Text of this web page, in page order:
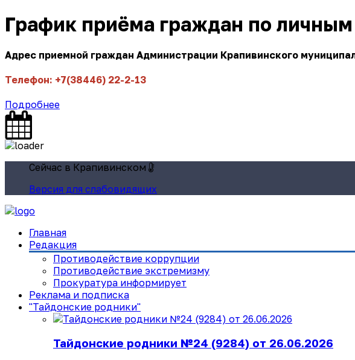
График приёма граждан по
Адрес приемной граждан Администрации Крапивинского
Телефон: +7(38446) 22-2-13
Подробнее
Сейчас в Крапивинском
Версия для слабовидящих
Главная
Редакция
Противодействие коррупции
Противодействие экстремизму
Прокуратура информирует
Реклама и подписка
"Тайдонские родники"
Тайдонские родники №24 (9284) от 26.06.2026